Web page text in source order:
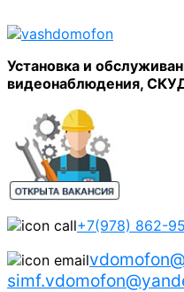
Установка и
видеонаблюдения,
+7(978) 862-